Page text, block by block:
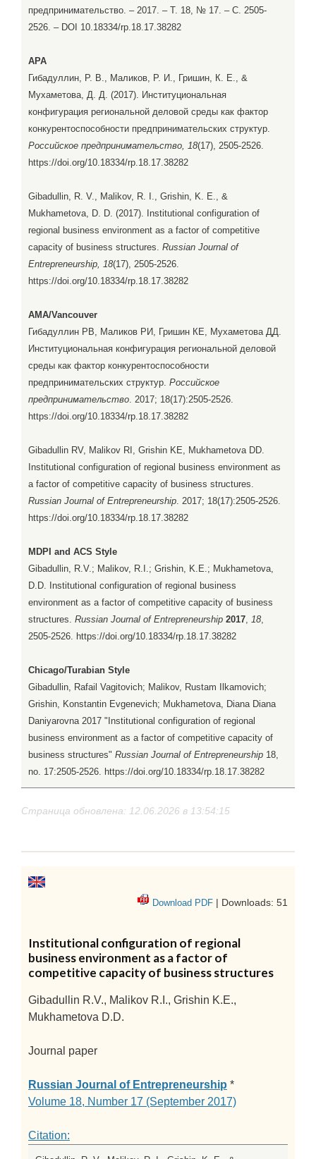
предпринимательство. – 2017. – Т. 18, № 17. – С. 2505-
2526. – DOI 10.18334/rp.18.17.38282
APA
Гибадуллин, Р. В., Маликов, Р. И., Гришин, К. Е., &
Мухаметова, Д. Д. (2017). Институциональная
конфигурация региональной деловой среды как фактор
конкурентоспособности предпринимательских структур.
Российское предпринимательство, 18(17), 2505-2526.
https://doi.org/10.18334/rp.18.17.38282
Gibadullin, R. V., Malikov, R. I., Grishin, K. E., &
Mukhametova, D. D. (2017). Institutional configuration of
regional business environment as a factor of competitive
capacity of business structures. Russian Journal of
Entrepreneurship, 18(17), 2505-2526.
https://doi.org/10.18334/rp.18.17.38282
AMA/Vancouver
Гибадуллин РВ, Маликов РИ, Гришин КЕ, Мухаметова ДД.
Институциональная конфигурация региональной деловой
среды как фактор конкурентоспособности
предпринимательских структур. Российское
предпринимательство. 2017; 18(17):2505-2526.
https://doi.org/10.18334/rp.18.17.38282
Gibadullin RV, Malikov RI, Grishin KE, Mukhametova DD.
Institutional configuration of regional business environment as
a factor of competitive capacity of business structures.
Russian Journal of Entrepreneurship. 2017; 18(17):2505-2526.
https://doi.org/10.18334/rp.18.17.38282
MDPI and ACS Style
Gibadullin, R.V.; Malikov, R.I.; Grishin, K.E.; Mukhametova,
D.D. Institutional configuration of regional business
environment as a factor of competitive capacity of business
structures. Russian Journal of Entrepreneurship 2017, 18,
2505-2526. https://doi.org/10.18334/rp.18.17.38282
Chicago/Turabian Style
Gibadullin, Rafail Vagitovich; Malikov, Rustam Ilkamovich;
Grishin, Konstantin Evgenevich; Mukhametova, Diana Diana
Daniyarovna 2017 "Institutional configuration of regional
business environment as a factor of competitive capacity of
business structures" Russian Journal of Entrepreneurship 18,
no. 17:2505-2526. https://doi.org/10.18334/rp.18.17.38282
Страница обновлена: 12.06.2026 в 13:54:15
Download PDF | Downloads: 51
Institutional configuration of regional
business environment as a factor of
competitive capacity of business structures
Gibadullin R.V., Malikov R.I., Grishin K.E.,
Mukhametova D.D.
Journal paper
Russian Journal of Entrepreneurship *
Volume 18, Number 17 (September 2017)
Citation: